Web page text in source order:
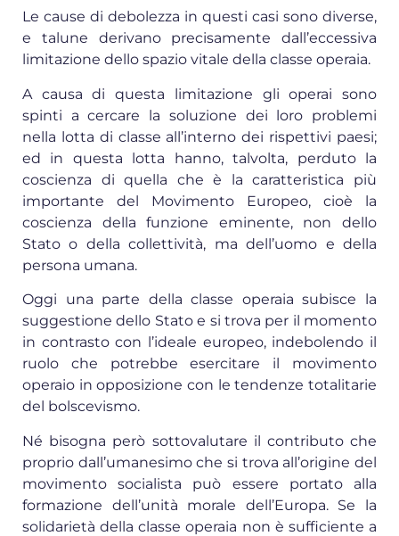
Le cause di debolezza in questi casi sono diverse,
e talune derivano precisamente dall’eccessiva
limitazione dello spazio vitale della classe operaia.
A causa di questa limitazione gli operai sono
spinti a cercare la soluzione dei loro problemi
nella lotta di classe all’interno dei rispettivi paesi;
ed in questa lotta hanno, talvolta, perduto la
coscienza di quella che è la caratteristica più
importante del Movimento Europeo, cioè la
coscienza della funzione eminente, non dello
Stato o della collettività, ma dell’uomo e della
persona umana.
Oggi una parte della classe operaia subisce la
suggestione dello Stato e si trova per il momento
in contrasto con l’ideale europeo, indebolendo il
ruolo che potrebbe esercitare il movimento
operaio in opposizione con le tendenze totalitarie
del bolscevismo.
Né bisogna però sottovalutare il contributo che
proprio dall’umanesimo che si trova all’origine del
movimento socialista può essere portato alla
formazione dell’unità morale dell’Europa. Se la
solidarietà della classe operaia non è sufficiente a